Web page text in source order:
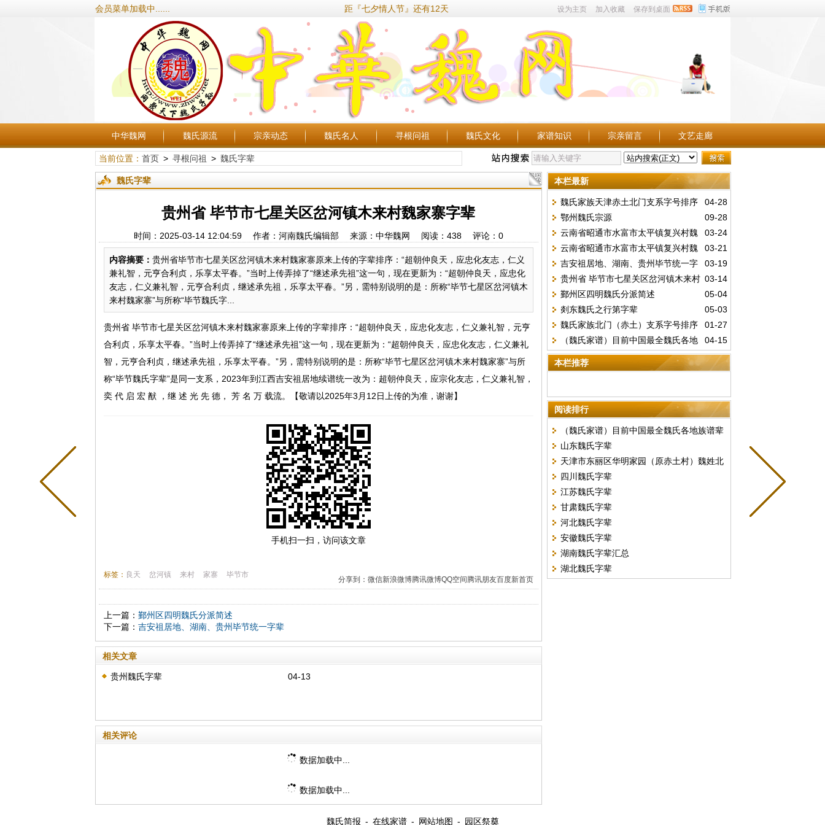
会员菜单加载中...... 设为主页 加入收藏 保存到桌面
距『七夕情人节』还有12天
中华魏网 魏氏源流 宗亲动态 魏氏名人 寻根问祖 魏氏文化 家谱知识 宗亲留言 文艺走廊
当前位置： 首页> 寻根问祖 > 魏氏字辈
魏氏字辈
贵州省 毕节市七星关区岔河镇木来村魏家寨字辈
时间：2025-03-14 12:04:59 作者：河南魏氏编辑部 来源：中华魏网 阅读： 438评论： 0
内容摘要： 贵州省毕节市七星关区岔河镇木来村魏家寨原来上传的字辈排序：“超朝仲良天，应忠化友志，仁义
兼礼智，元亨合利贞，乐享太平春。”当时上传弄掉了“继述承先祖”这一句，现在更新为：“超朝仲良天，应忠化
友志，仁义兼礼智，元亨合利贞，继述承先祖，乐享太平春。”另，需特别说明的是：所称“毕节七星区岔河镇木
来村魏家寨”与所称“毕节魏氏字...
贵州省 毕节市七星关区岔河镇木来村魏家寨原来上传的字辈排序：“超朝仲良天，应忠化友志，仁义兼礼智，元亨
合利贞，乐享太平春。”当时上传弄掉了“继述承先祖”这一句，现在更新为：“超朝仲良天，应忠化友志，仁义兼礼
智，元亨合利贞，继述承先祖，乐享太平春。”另，需特别说明的是：所称“毕节七星区岔河镇木来村魏家寨”与所
称“毕节魏氏字辈”是同一支系，2023年到江西吉安祖居地续谱统一改为：超朝仲良天，应宗化友志，仁义兼礼智，
奕 代 启 宏 猷 ，继 述 光 先 德， 芳 名 万 载流。【敬请以2025年3月12日上传的为准，谢谢】
手机扫一扫，访问该文章
标签： 良天 岔河镇 来村 家寨 毕节市
分享到： 微信新浪微博腾讯微博QQ空间 腾讯朋友百度新首页
上一篇： 鄞州区四明魏氏分派简述
下一篇： 吉安祖居地、湖南、贵州毕节统一字辈
相关文章
04-13
贵州魏氏字辈
相关评论
数据加载中...
数据加载中...
本栏最新
04-28
魏氏家族天津赤土北门支系字号排序
（新制）
09-28
鄂州魏氏宗源
03-24
云南省昭通市水富市太平镇复兴村魏
家沟字辈
03-21
云南省昭通市水富市太平镇复兴村魏
家沟字辈
03-19
吉安祖居地、湖南、贵州毕节统一字
辈
03-14
贵州省 毕节市七星关区岔河镇木来村
魏家寨字辈
05-04
鄞州区四明魏氏分派简述
05-03
剡东魏氏之行第字辈
01-27
魏氏家族北门（赤土）支系字号排序
04-15
（魏氏家谱）目前中国最全魏氏各地
族谱辈份汇总
本栏推荐
阅读排行
（魏氏家谱）目前中国最全魏氏各地族谱辈
份汇总
山东魏氏字辈
天津市东丽区华明家园（原赤土村）魏姓北
门字号排序
四川魏氏字辈
江苏魏氏字辈
甘肃魏氏字辈
河北魏氏字辈
安徽魏氏字辈
湖南魏氏字辈汇总
湖北魏氏字辈
魏氏简报 - 在线家谱 - 网站地图 - 园区祭奠